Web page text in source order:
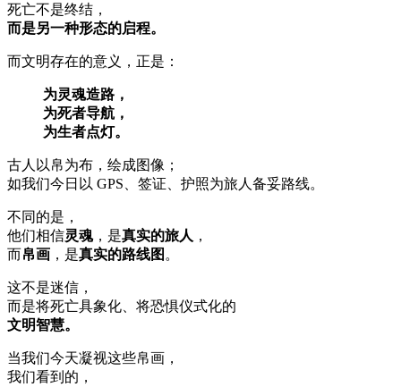
死亡不是终结，
而是另一种形态的启程。
而文明存在的意义，正是：
为灵魂造路，
为死者导航，
为生者点灯。
古人以帛为布，绘成图像；
如我们今日以 GPS、签证、护照为旅人备妥路线。
不同的是，
他们相信灵魂，是真实的旅人 ，
而帛画 ，是真实的路线图 。
这不是迷信，
而是将死亡具象化、将恐惧仪式化的
文明智慧。
当我们今天凝视这些帛画，
我们看到的，